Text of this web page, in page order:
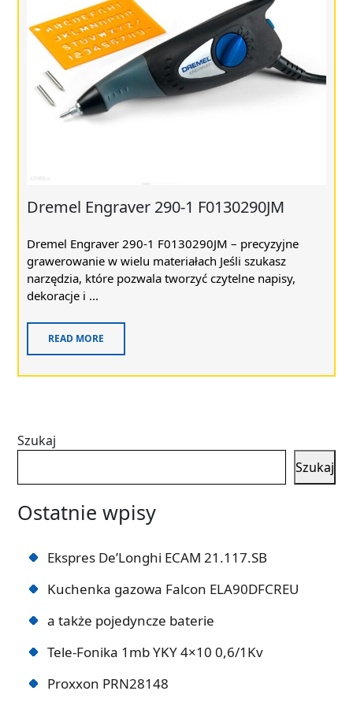
Dremel Engraver 290-1 F0130290JM
Dremel Engraver 290-1 F0130290JM – precyzyjne
grawerowanie w wielu materiałach Jeśli szukasz
narzędzia, które pozwala tworzyć czytelne napisy,
dekoracje i ...
READ MORE
Szukaj
Szukaj
Ostatnie wpisy
Ekspres De’Longhi ECAM 21.117.SB
Kuchenka gazowa Falcon ELA90DFCREU
a także pojedyncze baterie
Tele-Fonika 1mb YKY 4×10 0,6/1Kv
Proxxon PRN28148